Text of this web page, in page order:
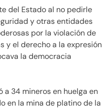
del Estado al no pedirle
y otras entidades
por la violación de
y el derecho a la expresión
la democracia
34 mineros en huelga en
en la mina de platino de la